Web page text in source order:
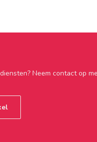
Neem contact op